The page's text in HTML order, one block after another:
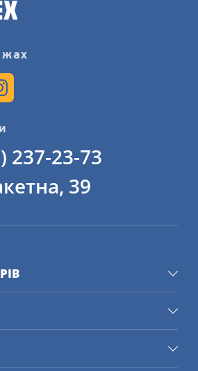
більш
237-23-73
39